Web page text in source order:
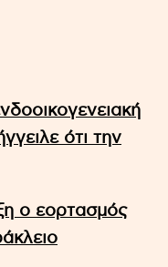
ότι την
ο εορτασμός